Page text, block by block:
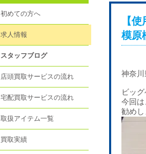
【
模原
神奈川
ビッ
今回
勧めし
初めての方へ
求人情報
スタッフブログ
店頭買取サービスの流れ
宅配買取サービスの流れ
取扱アイテム一覧
買取実績